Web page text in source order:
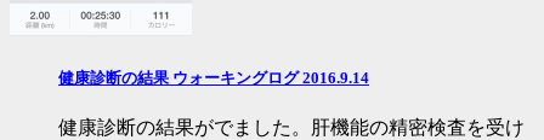
健康診断の結果 ウォーキングログ 2016.9.14
健康診断の結果がでました。肝機能の精密検査を受け